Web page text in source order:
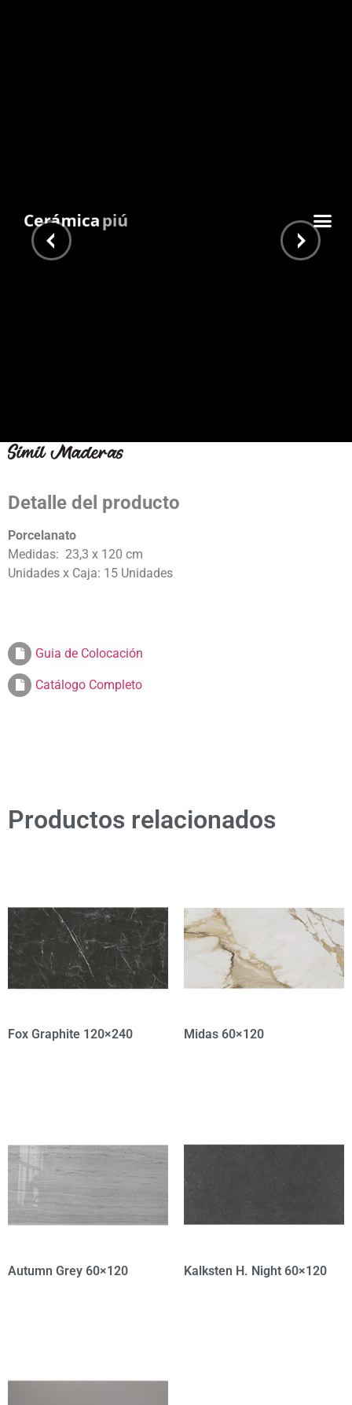
Detalle del producto
Porcelanato
Medidas: 23,3 x 120 cm
Unidades x Caja: 15 Unidades
Guia de Colocación
Catálogo Completo
Productos relacionados
Fox Graphite 120×240 Midas 60×120
Autumn Grey 60×120 Kalksten H. Night 60×120